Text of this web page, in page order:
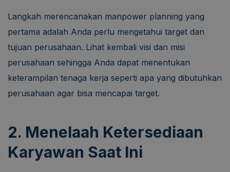
Langkah merencanakan manpower planning yang
pertama adalah Anda perlu mengetahui target dan
tujuan perusahaan. Lihat kembali visi dan misi
perusahaan sehingga Anda dapat menentukan
keterampilan tenaga kerja seperti apa yang dibutuhkan
perusahaan agar bisa mencapai target.
2. Menelaah Ketersediaan
Karyawan Saat Ini